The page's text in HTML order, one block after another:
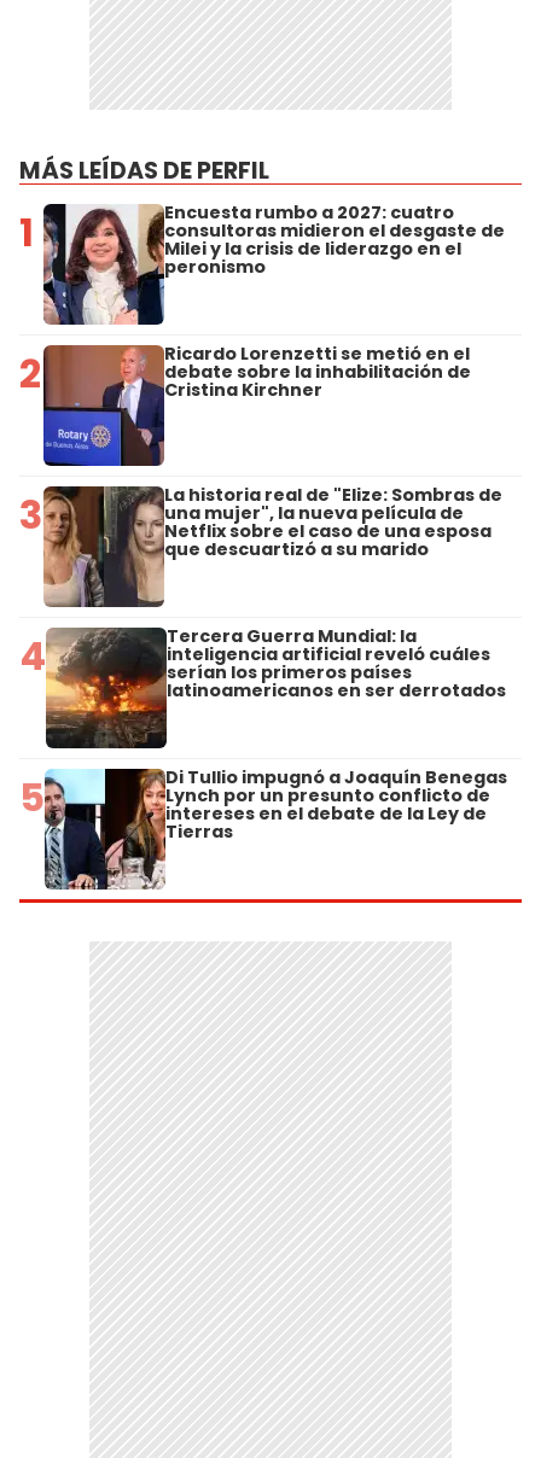
MÁS LEÍDAS DE PERFIL
1 Encuesta rumbo a 2027: cuatro
consultoras midieron el desgaste de
Milei y la crisis de liderazgo en el
peronismo
2 Ricardo Lorenzetti se metió en el
debate sobre la inhabilitación de
Cristina Kirchner
3 La historia real de "Elize: Sombras de
una mujer", la nueva película de
Netflix sobre el caso de una esposa
que descuartizó a su marido
4 Tercera Guerra Mundial: la
inteligencia artificial reveló cuáles
serían los primeros países
latinoamericanos en ser derrotados
5 Di Tullio impugnó a Joaquín Benegas
Lynch por un presunto conflicto de
intereses en el debate de la Ley de
Tierras